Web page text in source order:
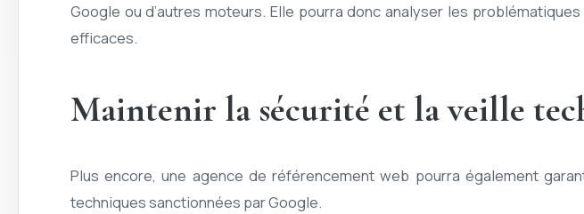
Google ou d’autres moteurs. Elle pourra donc analyser les
efficaces.
Maintenir la sécurité et la veille
Plus encore, une agence de référencement web pourra également
techniques sanctionnées par Google.